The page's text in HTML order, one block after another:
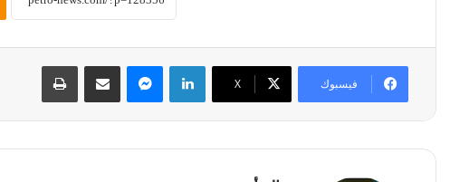
فيسبوك ‫X
لينكدإن ماسنجر مشاركة عبر البريد طباعة